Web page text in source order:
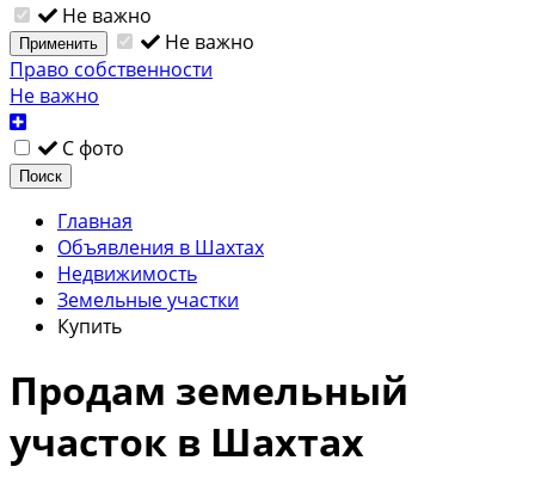
Не важно
Применить
Не важно
Право собственности
Не важно
С фото
Поиск
Главная
Объявления в Шахтах
Недвижимость
Земельные участки
Купить
Продам земельный
участок в Шахтах